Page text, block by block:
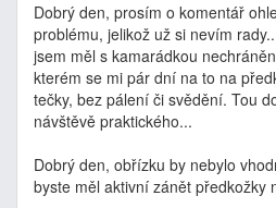
Dobrý den, prosím o komentář
problému, jelikož už si nevím
jsem měl s kamarádkou
kterém se mi pár dní na to na
tečky, bez pálení či svědění. Tou
návštěvě praktického...
Dobrý den, obřízku by nebylo
byste měl aktivní zánět předkožky